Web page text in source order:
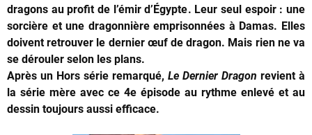
dragons au profit de l’émir d’Égypte. Leur seul espoir : une
sorcière et une dragonnière emprisonnées à Damas. Elles
doivent retrouver le dernier œuf de dragon. Mais rien ne va
se dérouler selon les plans.
Après un Hors série remarqué, Le Dernier Dragon revient à
la série mère avec ce 4e épisode au rythme enlevé et au
dessin toujours aussi efficace.